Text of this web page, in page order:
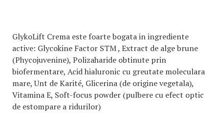
GlykoLift Crema este foarte bogata in ingrediente
active: Glycokine Factor STM , Extract de alge brune
(Phycojuvenine), Polizaharide obtinute prin
biofermentare, Acid hialuronic cu greutate moleculara
mare, Unt de Karité, Glicerina (de origine vegetala),
Vitamina E, Soft-focus powder (pulbere cu efect optic
de estompare a ridurilor)